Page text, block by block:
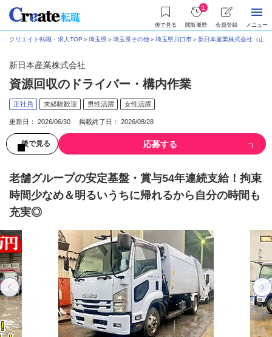
後で見る
1
閲覧履歴 会員登録 メニュー
クリエイト転職・求人TOP ＞埼玉県＞埼玉県その他＞埼玉県川口市＞新日本産業株式会社（山
新日本産業株式会社
資源回収のドライバー・構内作業
正社員 未経験歓迎 男性活躍 女性活躍
更新日： 2026/06/30 掲載終了日： 2026/08/28
後で見る 応募する
老舗グループの安定基盤・賞与54年連続支給！拘束
時間少なめ＆明るいうちに帰れるから自分の時間も
充実◎